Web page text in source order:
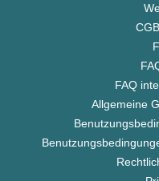
FAQ
Allgemeine